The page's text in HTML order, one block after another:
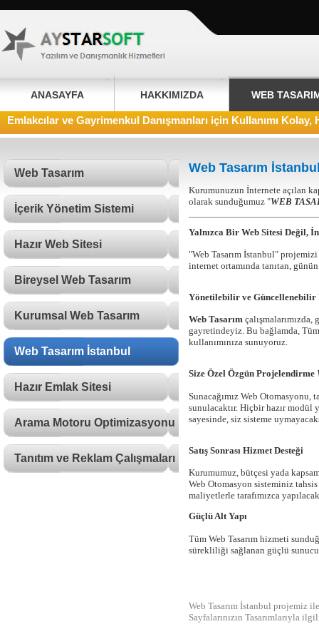
ANASAYFA HAKKIMIZDA WEB
Emlakcılar ve Gayrimenkul Danışmanları için Kullanımı Kolay,
Web Tasarım
İçerik Yönetim Sistemi
Hazır Web Sitesi
Bireysel Web Tasarım
Kurumsal Web Tasarım
Web Tasarım İstanbul
Hazır Emlak Sitesi
Arama Motoru Optimizasyonu
Tanıtım ve Reklam Çalışmaları
Web Tasarım
Kurumunuzun İnternete açılan
olarak sunduğumuz "WEB
Yalnızca Bir Web Sitesi Değil,
"Web Tasarım İstanbul"
internet ortamında tanıtan,
Yönetilebilir ve Güncellenebilir
Web Tasarım
gayretindeyiz. Bu bağlamda,
kullanımınıza sunuyoruz.
Size Özel Özgün Projelendirme
Sunacağımız Web
sunulacaktır. Hiçbir hazır modül
sayesinde, siz sisteme
Satış Sonrası Hizmet Desteği
Kurumumuz, bütçesi yada
Web Otomasyon sisteminiz
maliyetlerle tarafımızca
Güçlü Alt Yapı
Tüm Web Tasarım hizmeti
sürekliliği sağlanan güçlü
Web Tasarım İstanbul projemiz
Sayfalarınızın Tasarımlarıyla